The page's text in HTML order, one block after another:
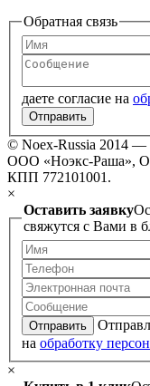
Обратная связь
даете согласие на
Отправить
© Noex-Russia 2014 —
ООО «Ноэкс-Раша»,
КПП 772101001.
×
Оставить заявку
свяжутся с Вами в
Отправить
на обработку
×